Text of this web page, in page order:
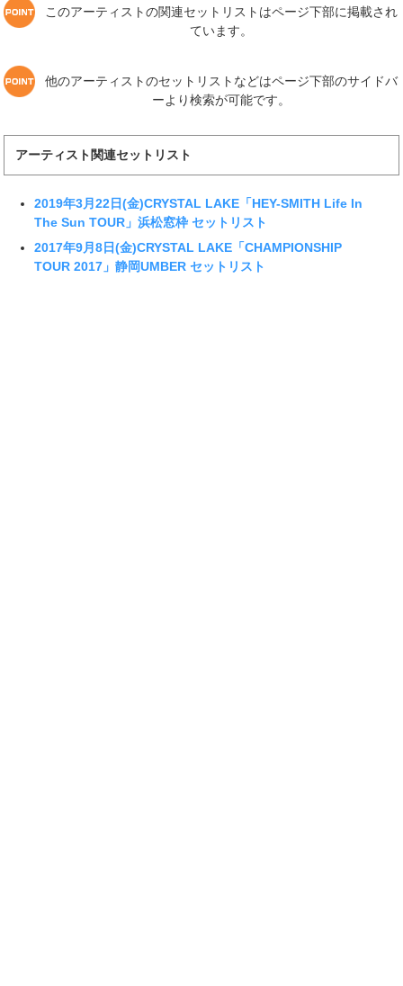
このアーティストの関連セットリストはページ下部に掲載され
ています。
他のアーティストのセットリストなどはページ下部のサイドバ
ーより検索が可能です。
アーティスト関連セットリスト
2019年3月22日(金)CRYSTAL LAKE「HEY-SMITH Life In
The Sun TOUR」浜松窓枠 セットリスト
2017年9月8日(金)CRYSTAL LAKE「CHAMPIONSHIP
TOUR 2017」静岡UMBER セットリスト